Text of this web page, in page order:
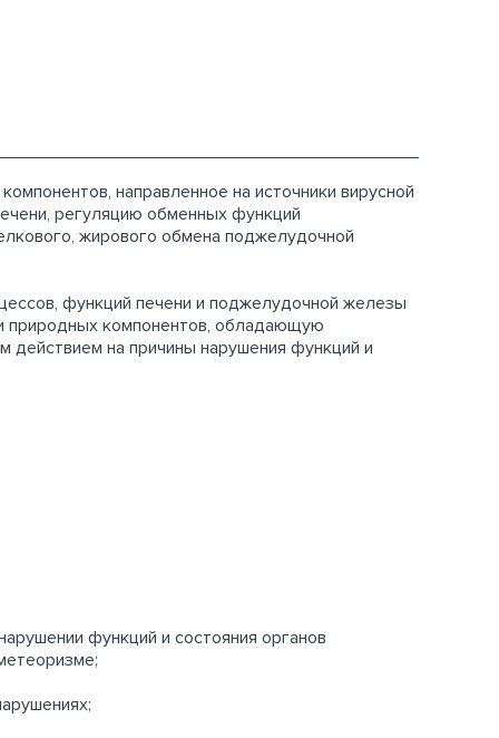
направленное на источники вирусной
регуляцию обменных функций
жирового обмена поджелудочной
функций печени и поджелудочной железы
природных компонентов, обладающую
действием на причины нарушения функций и
функций и состояния органов